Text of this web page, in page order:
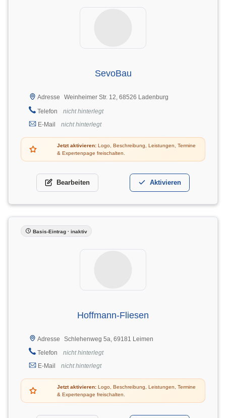
SevoBau
Adresse
Weinheimer Str. 12, 68526 Ladenburg
Telefon
nicht hinterlegt
E-Mail
nicht hinterlegt
Jetzt aktivieren: Logo, Beschreibung, Leistungen, Termine
& Expertenpage freischalten.
Bearbeiten Aktivieren
Basis-Eintrag · inaktiv
Hoffmann-Fliesen
Adresse
Schlehenweg 5a, 69181 Leimen
Telefon
nicht hinterlegt
E-Mail
nicht hinterlegt
Jetzt aktivieren: Logo, Beschreibung, Leistungen, Termine
& Expertenpage freischalten.